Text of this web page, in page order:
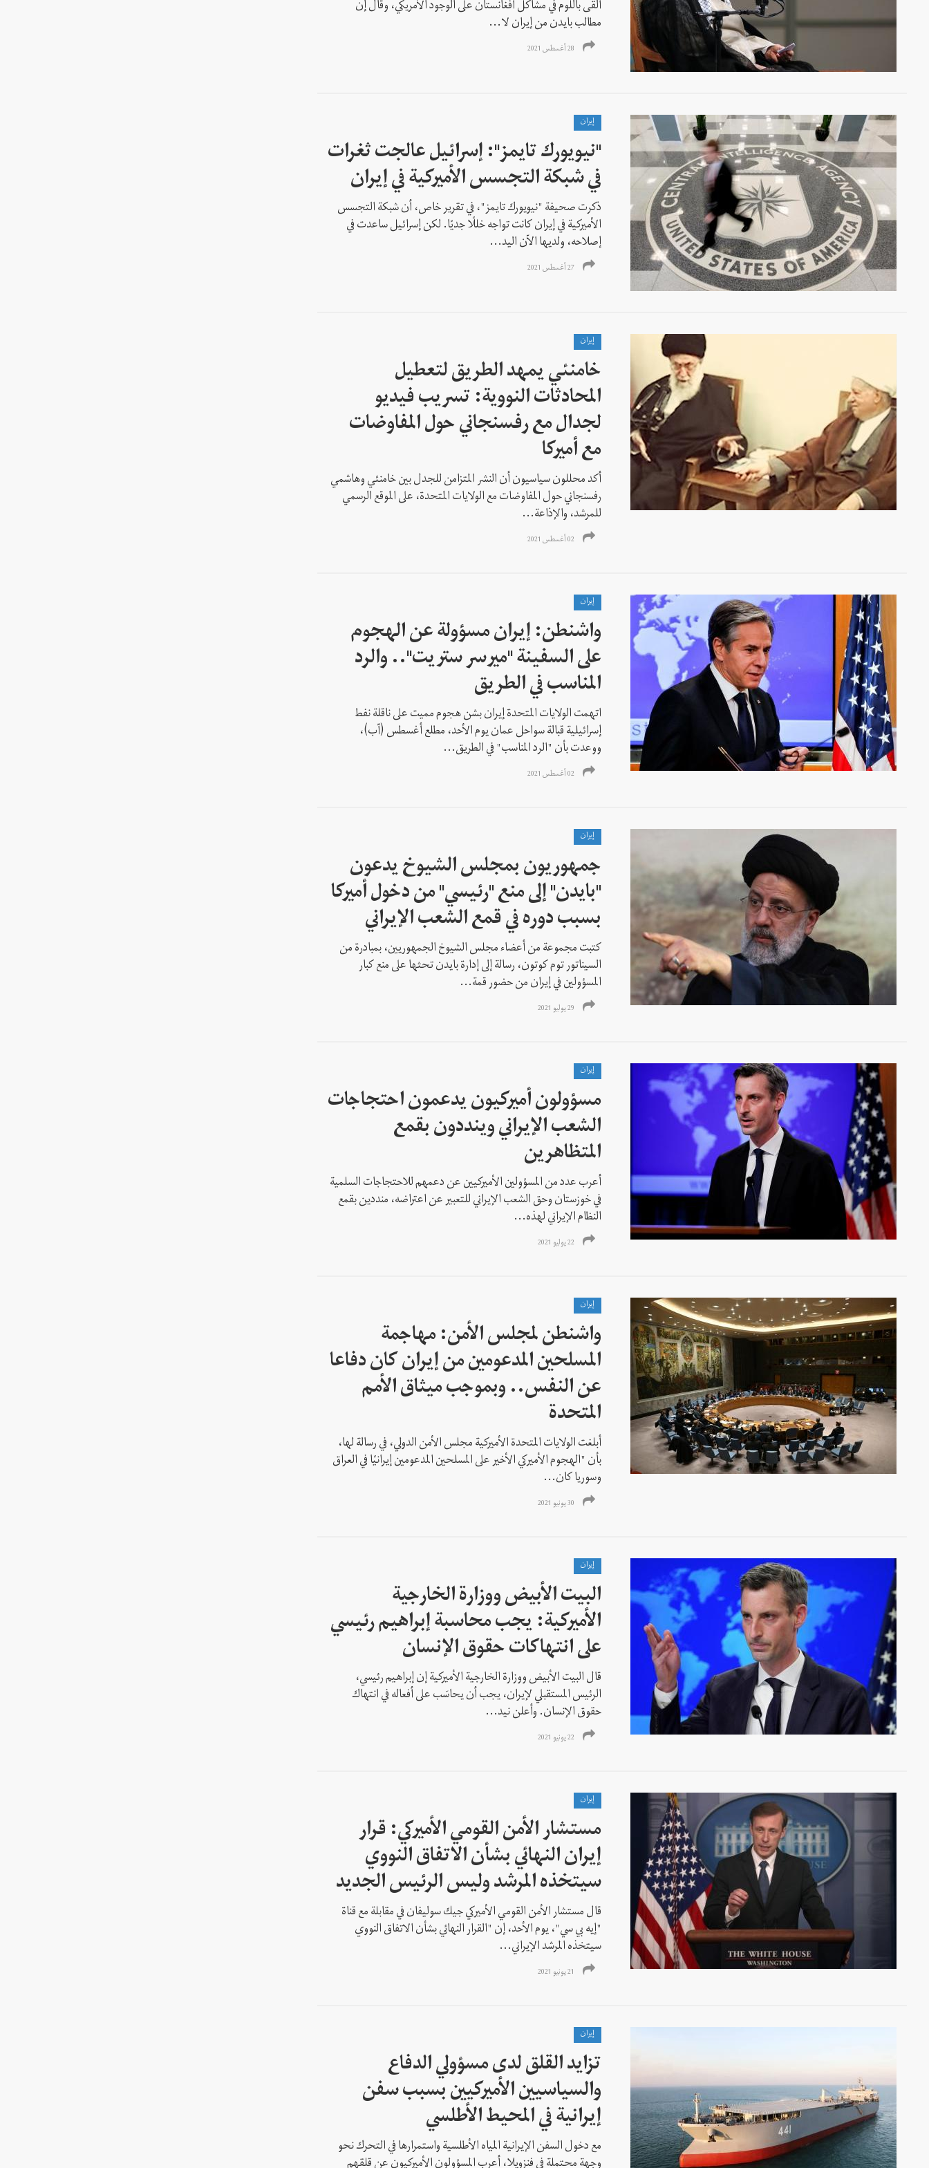
ألقى باللوم في مشاكل أفغانستان على الوجود الأمريكي، وقال إن
مطالب بايدن من إيران لا...
28 أغسطس 2021
إيران
"نيويورك تايمز": إسرائيل عالجت ثغرات
في شبكة التجسس الأميركية في إيران
ذكرت صحيفة "نيويورك تايمز"، في تقرير خاص، أن شبكة التجسس
الأميركية في إيران كانت تواجه خللًا جديًا. لكن إسرائيل ساعدت في
إصلاحه، ولديها الآن اليد...
27 أغسطس 2021
إيران
خامنئي يمهد الطريق لتعطيل
المحادثات النووية: تسريب فيديو
لجدال مع رفسنجاني حول المفاوضات
مع أميركا
أكد محللون سياسيون أن النشر المتزامن للجدل بين خامنئي وهاشمي
رفسنجاني حول المفاوضات مع الولايات المتحدة، على الموقع الرسمي
للمرشد، والإذاعة...
02 أغسطس 2021
إيران
واشنطن: إيران مسؤولة عن الهجوم
على السفينة "ميرسر ستريت".. والرد
المناسب في الطريق
اتهمت الولايات المتحدة إيران بشن هجوم مميت على ناقلة نفط
إسرائيلية قبالة سواحل عمان يوم الأحد، مطلع أغسطس (آب)،
ووعدت بأن "الرد المناسب" في الطريق...
02 أغسطس 2021
إيران
جمهوريون بمجلس الشيوخ يدعون
"بايدن" إلى منع "رئيسي" من دخول أميركا
بسبب دوره في قمع الشعب الإيراني
كتبت مجموعة من أعضاء مجلس الشيوخ الجمهوريين، بمبادرة من
السيناتور توم كوتون، رسالة إلى إدارة بايدن تحثها على منع كبار
المسؤولين في إيران من حضور قمة...
29 يوليو 2021
إيران
مسؤولون أميركيون يدعمون احتجاجات
الشعب الإيراني وينددون بقمع
المتظاهرين
أعرب عدد من المسؤولين الأميركيين عن دعمهم للاحتجاجات السلمية
في خوزستان وحق الشعب الإيراني للتعبير عن اعتراضه، منددين بقمع
النظام الإيراني لهذه...
22 يوليو 2021
إيران
واشنطن لمجلس الأمن: مهاجمة
المسلحين المدعومين من إيران کان دفاعا
عن النفس.. وبموجب ميثاق الأمم
المتحدة
أبلغت الولايات المتحدة الأميركية مجلس الأمن الدولي، في رسالة لها،
بأن "الهجوم الأميركي الأخير على المسلحين المدعومين إيرانيًا في العراق
وسوريا كان...
30 يونيو 2021
إيران
البيت الأبيض ووزارة الخارجية
الأميركية: يجب محاسبة إبراهيم رئيسي
على انتهاكات حقوق الإنسان
قال البيت الأبيض ووزارة الخارجية الأميركية إن إبراهيم رئيسي،
الرئيس المستقبلي لإيران، يجب أن يحاسَب على أفعاله في انتهاك
حقوق الإنسان. وأعلن نيد...
22 يونيو 2021
إيران
مستشار الأمن القومي الأميركي: قرار
إيران النهائي بشأن الاتفاق النووي
سيتخذه المرشد وليس الرئيس الجديد
قال مستشار الأمن القومي الأميركي جيك سوليفان في مقابلة مع قناة
"إيه بي سي"، يوم الأحد، إن "القرار النهائي بشأن الاتفاق النووي
سيتخذه المرشد الإيراني...
21 يونيو 2021
إيران
تزايد القلق لدى مسؤولي الدفاع
والسياسيين الأميركيين بسبب سفن
إيرانية في المحيط الأطلسي
مع دخول السفن الإيرانية المياه الأطلسية واستمرارها في التحرك نحو